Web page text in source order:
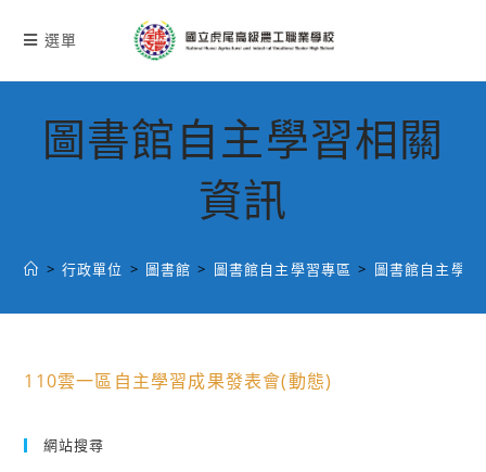
選單
圖書館自主學習相關
資訊
> 行政單位 > 圖書館 > 圖書館自主學習專區 > 圖書館自主學
110雲一區自主學習成果發表會(動態)
網站搜尋